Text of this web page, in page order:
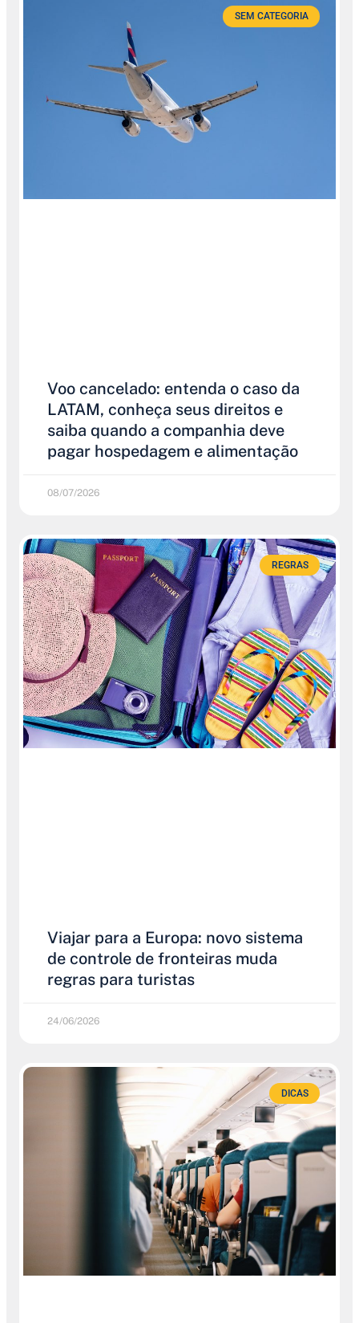
SEM CATEGORIA
Voo cancelado: entenda o caso da
LATAM, conheça seus direitos e
saiba quando a companhia deve
pagar hospedagem e alimentação
08/07/2026
REGRAS
Viajar para a Europa: novo sistema
de controle de fronteiras muda
regras para turistas
24/06/2026
DICAS